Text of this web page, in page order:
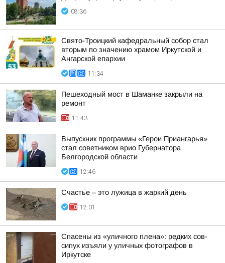
08:36
Свято-Троицкий кафедральный собор стал
вторым по значению храмом Иркутской и
Ангарской епархии
11:34
Пешеходный мост в Шаманке закрыли на
ремонт
11:43
Выпускник программы «Герои Приангарья»
стал советником врио Губернатора
Белгородской области
12:46
Счастье – это лужица в жаркий день
12:01
Спасены из «уличного плена»: редких сов-
сипух изъяли у уличных фотографов в
Иркутске